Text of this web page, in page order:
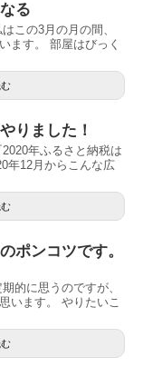
る
この3月の月の間、
ます。 部屋はびっく
りました！
年ふるさと納税は
年12月からこんな広
ポンコツです。
的に思うのですが、
います。 やりたいこ